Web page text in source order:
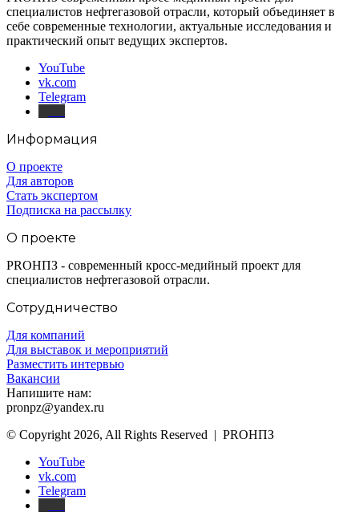
специалистов нефтегазовой отрасли, который объединяет в
себе современные технологии, актуальные исследования и
практический опыт ведущих экспертов.
YouTube
vk.com
Telegram
Информация
О проекте
Для авторов
Стать экспертом
Подписка на рассылку
О проекте
PROНПЗ - современный кросс-медийный проект для
специалистов нефтегазовой отрасли.
Сотрудничество
Для компаний
Для выставок и мероприятий
Разместить интервью
Вакансии
Напишите нам:
pronpz@yandex.ru
© Copyright 2026, All Rights Reserved | PROНПЗ
YouTube
vk.com
Telegram